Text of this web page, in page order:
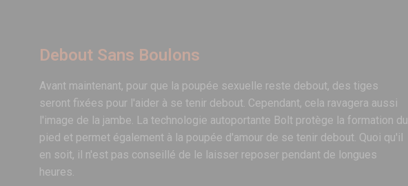
Debout Sans Boulons
Avant maintenant, pour que la poupée sexuelle reste debout, des tiges
seront fixées pour l'aider à se tenir debout. Cependant, cela ravagera aussi
l'image de la jambe. La technologie autoportante Bolt protège la formation du
pied et permet également à la poupée d'amour de se tenir debout. Quoi qu'il
en soit, il n'est pas conseillé de le laisser reposer pendant de longues
heures.